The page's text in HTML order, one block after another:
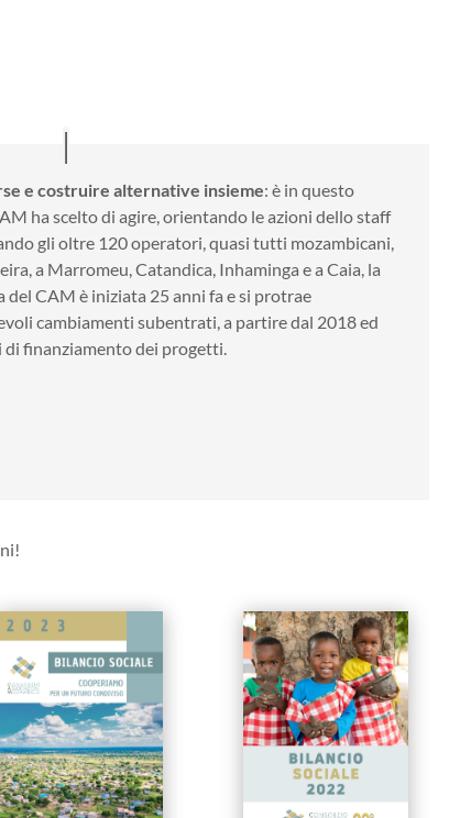
e costruire alternative insieme: è in questo
ha scelto di agire, orientando le azioni dello staff
gli oltre 120 operatori, quasi tutti mozambicani,
a Marromeu, Catandica, Inhaminga e a Caia, la
del CAM è iniziata 25 anni fa e si protrae
cambiamenti subentrati, a partire dal 2018 ed
finanziamento dei progetti.